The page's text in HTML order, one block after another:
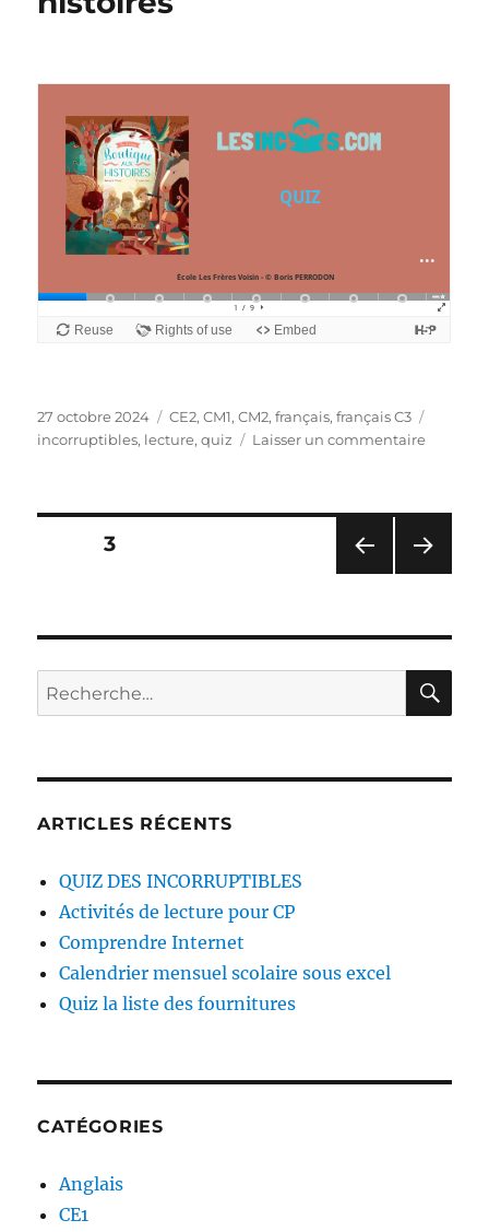
Publié
le
27 octobre 2024 Catégories
CE2,CM1,CM2,français,français C3
incorruptibles, lecture,quiz Laisser un commentairesur
Petite
Pagination
publications
CÉD
ENT
PAGE3
ANT
E
Recherche
pour :
ARTICLES RÉCENTS
QUIZ DES INCORRUPTIBLES
Activités de lecture pour CP
Comprendre Internet
Calendrier mensuel scolaire sous excel
Quiz la liste des fournitures
CATÉGORIES
Anglais
CE1